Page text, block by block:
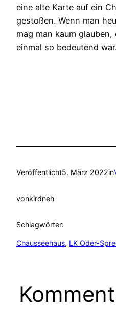
eine alte Karte auf ein
gestoßen. Wenn man
mag man kaum
einmal so bedeutend
Veröffentlicht5. März 2022in
vonkirdneh
Schlagwörter:
Chausseehaus, LK Oder-